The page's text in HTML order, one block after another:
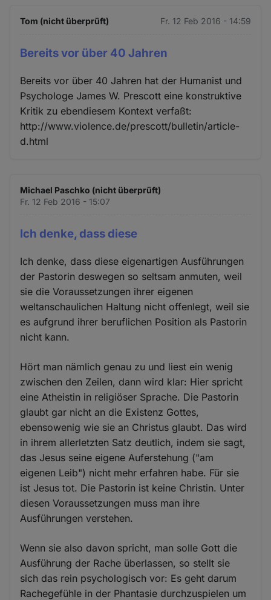
Tom (nicht überprüft) Fr. 12 Feb 2016 - 14:59
Bereits vor über 40 Jahren
Bereits vor über 40 Jahren hat der Humanist und
Psychologe James W. Prescott eine konstruktive
Kritik zu ebendiesem Kontext verfaßt:
http://www.violence.de/prescott/bulletin/article-
d.html
Michael Paschko (nicht überprüft)
Fr. 12 Feb 2016 - 15:07
Ich denke, dass diese
Ich denke, dass diese eigenartigen Ausführungen
der Pastorin deswegen so seltsam anmuten, weil
sie die Voraussetzungen ihrer eigenen
weltanschaulichen Haltung nicht offenlegt, weil sie
es aufgrund ihrer beruflichen Position als Pastorin
nicht kann.
Hört man nämlich genau zu und liest ein wenig
zwischen den Zeilen, dann wird klar: Hier spricht
eine Atheistin in religiöser Sprache. Die Pastorin
glaubt gar nicht an die Existenz Gottes,
ebensowenig wie sie an Christus glaubt. Das wird
in ihrem allerletzten Satz deutlich, indem sie sagt,
das Jesus seine eigene Auferstehung ("am
eigenen Leib") nicht mehr erfahren habe. Für sie
ist Jesus tot. Die Pastorin ist keine Christin. Unter
diesen Voraussetzungen muss man ihre
Ausführungen verstehen.
Wenn sie also davon spricht, man solle Gott die
Ausführung der Rache überlassen, so stellt sie
sich das rein psychologisch vor: Es geht darum
Rachegefühle in der Phantasie durchzuspielen um